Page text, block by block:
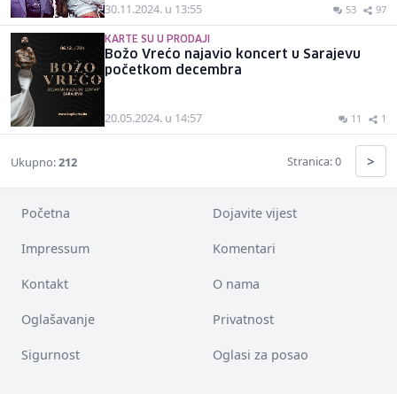
30.11.2024. u 13:55 53 97
KARTE SU U PRODAJI
Božo Vrećo najavio koncert u Sarajevu
početkom decembra
20.05.2024. u 14:57 11 1
Ukupno:212 Stranica: 0 >
Početna Dojavite vijest
Impressum Komentari
Kontakt O nama
Oglašavanje Privatnost
Sigurnost Oglasi za posao